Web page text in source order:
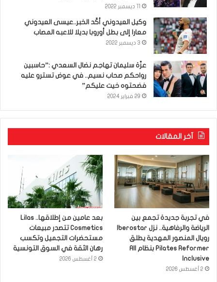
وكيل العيدوني أكّد الخبر..عيسى العيدوني
معارا إلى بطل أوروبا بديلا للاعبه المصاب
3 ديسمبر 2022
عزّة سليمان تهاجم نضال السعدي :”حاسبين
رواحكم صحاب نسيم.. في عوض تسترو عليه
فضحتوه خيت عليكم”
29 فبراير 2024
آخر المقالات
في تجربة جديدة تجمع بين
رويال المنصور المهدية يطلق
Pilates Reformer بنظام All
Inclusive
2 أغسطس 2026
بعد عامين من إطلاقها.. Lilas
Cosmetics تتصدر مبيعات
مستحضرات التجميل وتكسب
رهان الثقة في السوق التونسية
2 أغسطس 2026